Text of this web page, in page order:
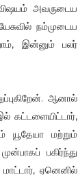
அவருடைய
நம்முடைய
இன்னும் பலர்
ஆனால்
கட்டளையிட்டார்,
யூதேயா மற்றும்
பகிர்ந்து
ஏனெனில்